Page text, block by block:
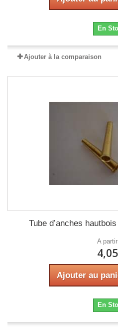
En
Ajouter à la comparaison
Tube d’anches
A
Ajouter au
En